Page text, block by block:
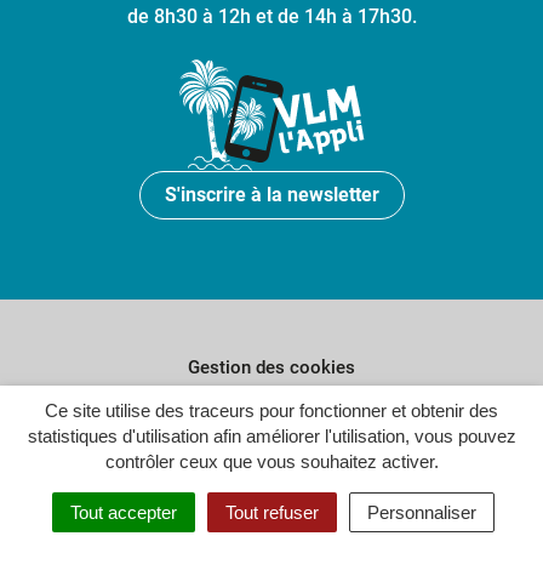
Ce site utilise des traceurs pour fonctionner et obtenir des
statistiques d'utilisation afin améliorer l'utilisation, vous pouvez
contrôler ceux que vous souhaitez activer.
Tout accepter Tout refuser Personnaliser
de 8h30 à 12h et de 14h à 17h30.
S'inscrire à la newsletter
Gestion des cookies
Plan du site
Politique de confidentialité
Crédits